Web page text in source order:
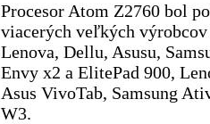
Procesor Atom Z2760 bol
viacerých veľkých výrobcov
Lenova, Dellu, Asusu,
Envy x2 a ElitePad 900,
Asus VivoTab, Samsung
W3.